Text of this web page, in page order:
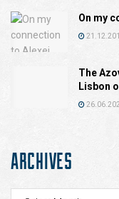
On my
The
Lisbon
ARCHIVES
Archives